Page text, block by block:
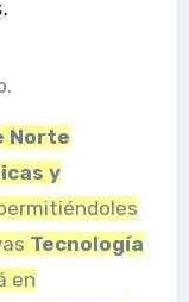
Norte
y
Tecnología
en